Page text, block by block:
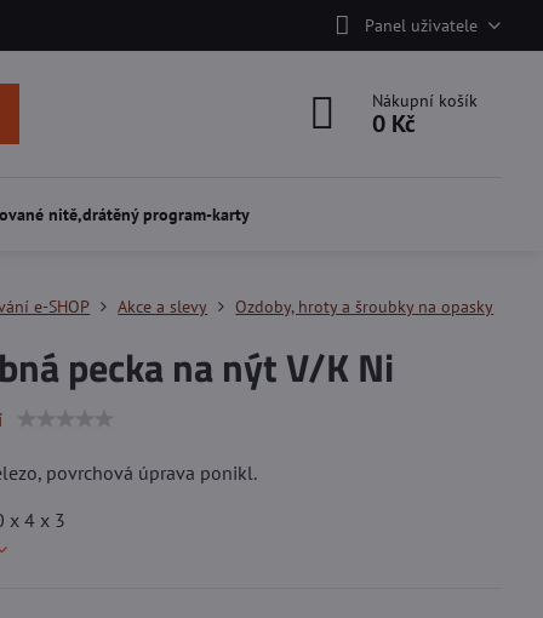
Panel uživatele
Nákupní košík
0 Kč
nitě,drátěný program-karty
e-SHOP Akce a slevy Ozdoby, hroty a šroubky na opasky
pecka na nýt V/K Ni
povrchová úprava ponikl.
x 4 x 3